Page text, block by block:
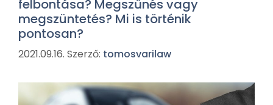
felbontása? Megszűnés vagy
megszüntetés? Mi is történik
pontosan?
2021.09.16. Szerző: tomosvarilaw